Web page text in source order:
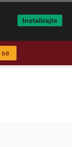
se
Instalirajte